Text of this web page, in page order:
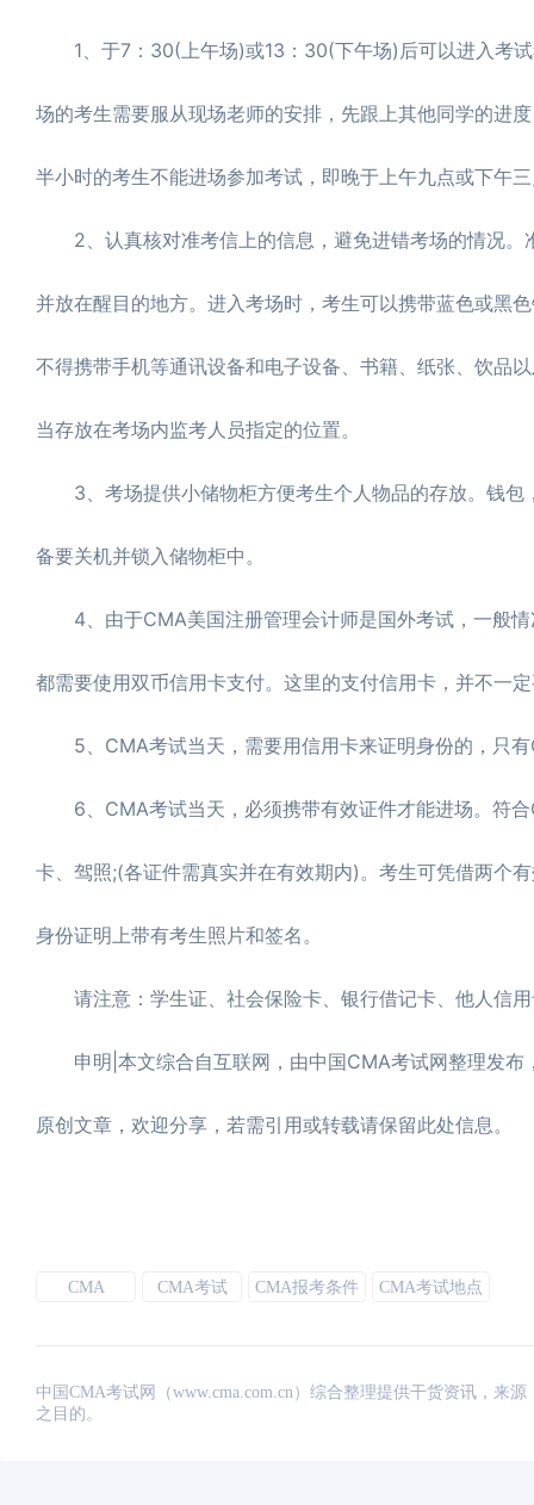
1、于7：30(上午场)或13：30(下午场)后可以进入考试
场的考生需要服从现场老师的安排，先跟上其他同学的进
半小时的考生不能进场参加考试，即晚于上午九点或下午
2、认真核对准考信上的信息，避免进错考场的情况。
并放在醒目的地方。进入考场时，考生可以携带蓝色或黑
不得携带手机等通讯设备和电子设备、书籍、纸张、饮品
当存放在考场内监考人员指定的位置。
3、考场提供小储物柜方便考生个人物品的存放。钱包
备要关机并锁入储物柜中。
4、由于CMA美国注册管理会计师是国外考试，一般情
都需要使用双币信用卡支付。这里的支付信用卡，并不一
5、CMA考试当天，需要用信用卡来证明身份的，只有
6、CMA考试当天，必须携带有效证件才能进场。符合
卡、驾照;(各证件需真实并在有效期内)。考生可凭借两个
身份证明上带有考生照片和签名。
请注意：学生证、社会保险卡、银行借记卡、他人信用
申明|本文综合自互联网，由中国CMA考试网整理发布
原创文章，欢迎分享，若需引用或转载请保留此处信息。
CMA CMA考试 CMA报考条件 CMA考试地点
中国CMA考试网（www.cma.com.cn）综合整理提供干货资讯，来
之目的。